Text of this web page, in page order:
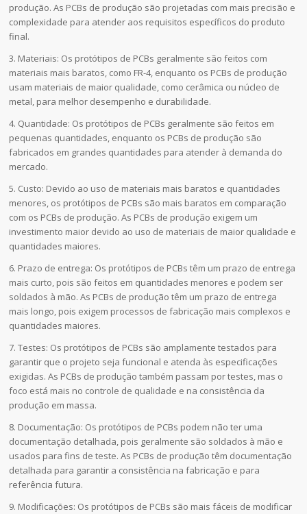
produção. As PCBs de produção são projetadas com mais precisão e
complexidade para atender aos requisitos específicos do produto
final.
3. Materiais: Os protótipos de PCBs geralmente são feitos com
materiais mais baratos, como FR-4, enquanto os PCBs de produção
usam materiais de maior qualidade, como cerâmica ou núcleo de
metal, para melhor desempenho e durabilidade.
4. Quantidade: Os protótipos de PCBs geralmente são feitos em
pequenas quantidades, enquanto os PCBs de produção são
fabricados em grandes quantidades para atender à demanda do
mercado.
5. Custo: Devido ao uso de materiais mais baratos e quantidades
menores, os protótipos de PCBs são mais baratos em comparação
com os PCBs de produção. As PCBs de produção exigem um
investimento maior devido ao uso de materiais de maior qualidade e
quantidades maiores.
6. Prazo de entrega: Os protótipos de PCBs têm um prazo de entrega
mais curto, pois são feitos em quantidades menores e podem ser
soldados à mão. As PCBs de produção têm um prazo de entrega
mais longo, pois exigem processos de fabricação mais complexos e
quantidades maiores.
7. Testes: Os protótipos de PCBs são amplamente testados para
garantir que o projeto seja funcional e atenda às especificações
exigidas. As PCBs de produção também passam por testes, mas o
foco está mais no controle de qualidade e na consistência da
produção em massa.
8. Documentação: Os protótipos de PCBs podem não ter uma
documentação detalhada, pois geralmente são soldados à mão e
usados para fins de teste. As PCBs de produção têm documentação
detalhada para garantir a consistência na fabricação e para
referência futura.
9. Modificações: Os protótipos de PCBs são mais fáceis de modificar